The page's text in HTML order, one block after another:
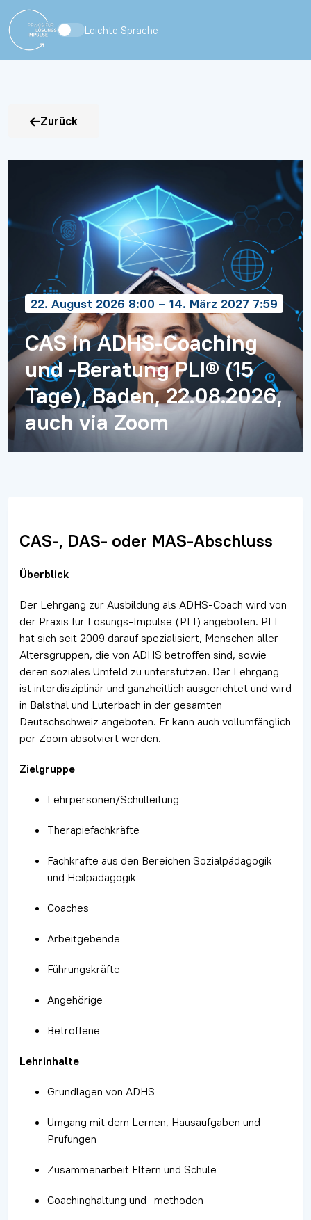
Leichte Sprache
Zurück
22. August 2026 8:00 – 14. März 2027 7:59
CAS in ADHS-Coaching
und -Beratung PLI® (15
Tage), Baden, 22.08.2026,
auch via Zoom
CAS-, DAS- oder MAS-Abschluss
Überblick
Der Lehrgang zur Ausbildung als ADHS-Coach wird von
der Praxis für Lösungs-Impulse (PLI) angeboten. PLI
hat sich seit 2009 darauf spezialisiert, Menschen aller
Altersgruppen, die von ADHS betroffen sind, sowie
deren soziales Umfeld zu unterstützen. Der Lehrgang
ist interdisziplinär und ganzheitlich ausgerichtet und wird
in Balsthal und Luterbach in der gesamten
Deutschschweiz angeboten. Er kann auch vollumfänglich
per Zoom absolviert werden.
Zielgruppe
Lehrpersonen/Schulleitung
Therapiefachkräfte
Fachkräfte aus den Bereichen Sozialpädagogik
und Heilpädagogik
Coaches
Arbeitgebende
Führungskräfte
Angehörige
Betroffene
Lehrinhalte
Grundlagen von ADHS
Umgang mit dem Lernen, Hausaufgaben und
Prüfungen
Zusammenarbeit Eltern und Schule
Coachinghaltung und -methoden